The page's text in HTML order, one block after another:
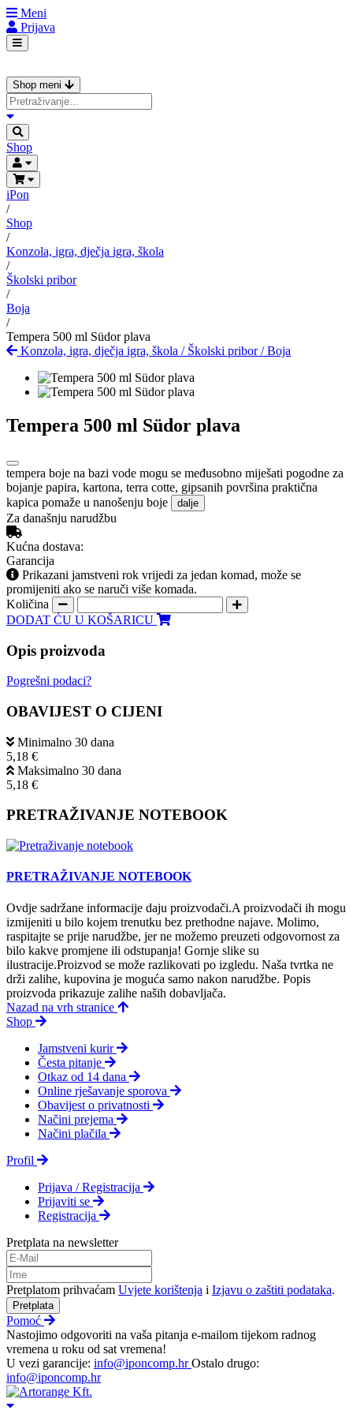
Meni
Prijava
Shop meni
Shop
iPon
/
Shop
/
Konzola, igra, dječja igra, škola
/
Školski pribor
/
Boja
/
Tempera 500 ml Südor plava
Konzola, igra, dječja igra, škola / Školski pribor/Boja
Tempera 500 ml Südor plava
tempera boje na bazi vode mogu se međusobno miješati pogodne za
bojanje papira, kartona, terra cotte, gipsanih površina praktična
kapica pomaže u nanošenju boje
dalje
Za današnju narudžbu
Kućna dostava:
Garancija
Prikazani jamstveni rok vrijedi za jedan komad, može se
promijeniti ako se naruči više komada.
Količina
DODAT ĆU U KOŠARICU
Opis proizvoda
Pogrešni podaci?
OBAVIJEST O CIJENI
Minimalno 30 dana
5,18 €
Maksimalno 30 dana
5,18 €
PRETRAŽIVANJE NOTEBOOK
PRETRAŽIVANJE NOTEBOOK
Ovdje sadržane informacije daju proizvodači.A proizvodači ih mogu
izmijeniti u bilo kojem trenutku bez prethodne najave. Molimo,
raspitajte se prije narudžbe, jer ne možemo preuzeti odgovornost za
bilo kakve promjene ili odstupanja! Gornje slike su
ilustracije.Proizvod se može razlikovati po izgledu. Naša tvrtka ne
drži zalihe, kupovina je moguća samo nakon narudžbe. Popis
proizvoda prikazuje zalihe naših dobavljača.
Nazad na vrh stranice
Shop
Jamstveni kurir
Česta pitanje
Otkaz od 14 dana
Online rješavanje sporova
Obavijest o privatnosti
Načini prejema
Načini plačila
Profil
Prijava / Registracija
Prijaviti se
Registracija
Pretplata na newsletter
Pretplatom prihvaćam Uvjete korištenja i Izjavu o zaštiti podataka.
Pretplata
Pomoć
Nastojimo odgovoriti na vaša pitanja e-mailom tijekom radnog
vremena u roku od sat vremena!
U vezi garancije: info@iponcomp.hrOstalo drugo:
info@iponcomp.hr